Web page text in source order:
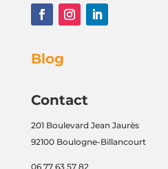
Blog
Contact
201 Boulevard Jean Jaurès
92100 Boulogne-Billancourt
06 77 63 57 82